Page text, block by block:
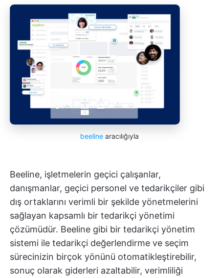
beeline aracılığıyla
Beeline, işletmelerin geçici çalışanlar,
danışmanlar, geçici personel ve tedarikçiler gibi
dış ortaklarını verimli bir şekilde yönetmelerini
sağlayan kapsamlı bir tedarikçi yönetimi
çözümüdür. Beeline gibi bir tedarikçi yönetim
sistemi ile tedarikçi değerlendirme ve seçim
sürecinizin birçok yönünü otomatikleştirebilir,
sonuç olarak giderleri azaltabilir, verimliliği